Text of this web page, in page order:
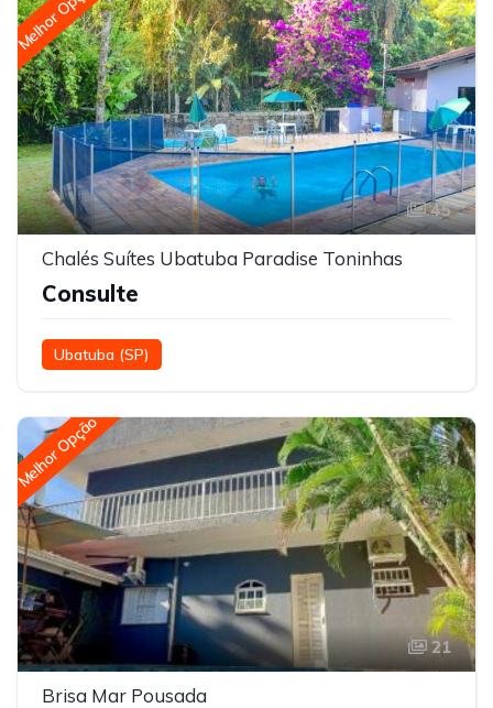
45
Chalés Suítes Ubatuba Paradise Toninhas
Consulte
Ubatuba (SP)
Melhor Opção
21
Brisa Mar Pousada